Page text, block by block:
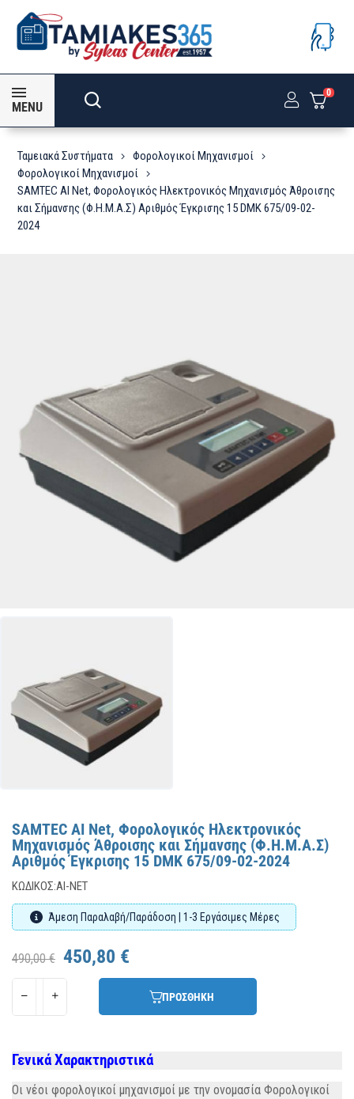
MENU
0
Ταμειακά Συστήματα
Φορολογικοί Μηχανισμοί
Φορολογικοί Μηχανισμοί
SAMTEC AI Net, Φορολογικός Ηλεκτρονικός Μηχανισμός Άθροισης
και Σήμανσης (Φ.Η.Μ.Α.Σ) Αριθμός Έγκρισης 15 DMK 675/09-02-
2024
SAMTEC AI Net, Φορολογικός Ηλεκτρονικός
Μηχανισμός Άθροισης και Σήμανσης (Φ.Η.Μ.Α.Σ)
Αριθμός Έγκρισης 15 DMK 675/09-02-2024
ΚΩΔΙΚΌΣ:AI-NET
Άμεση Παραλαβή/Παράδοση | 1-3 Εργάσιμες Μέρες
490,00 € 450,80 €
ΠΡΟΣΘΗΚΗ
Γενικά Χαρακτηριστικά
Οι νέοι φορολογικοί μηχανισμοί με την ονομασία Φορολογικοί